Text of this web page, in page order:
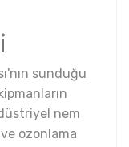
sunduğu
nem
ozonlama